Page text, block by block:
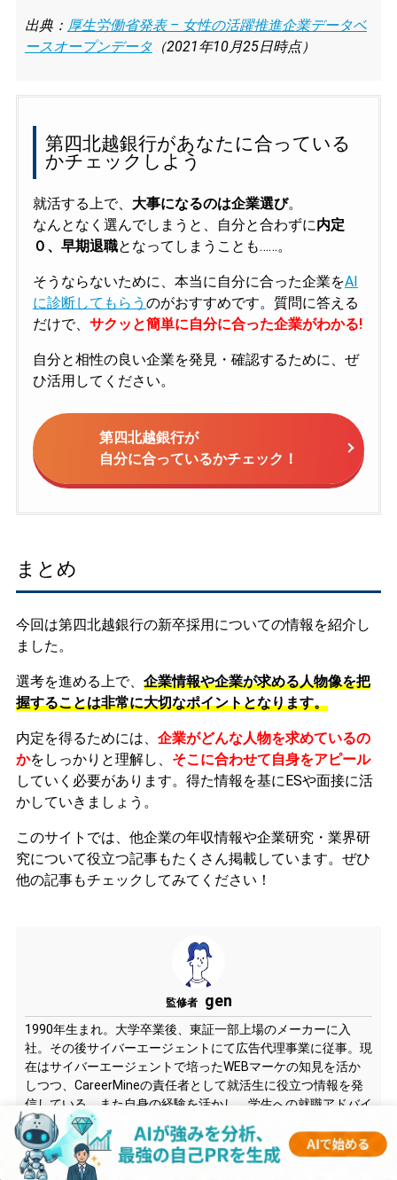
出典： 厚生労働省発表 – 女性の活躍推進企業データベ
ースオープンデータ（2021年10月25日時点）
第四北越銀行があなたに合っている
かチェックしよう
就活する上で、 大事になるのは企業選び。
なんとなく選んでしまうと、自分と合わずに内定
０、早期退職となってしまうことも……。
そうならないために、本当に自分に合った企業をAI
に診断してもらう のがおすすめです。質問に答える
だけで、 サクッと簡単に自分に合った企業がわかる!
自分と相性の良い企業を発見・確認するために、ぜ
ひ活用してください。
第四北越銀行が
自分に合っているかチェック！
まとめ
今回は第四北越銀行の新卒採用についての情報を紹介し
ました。
選考を進める上で、 企業情報や企業が求める人物像を把
握することは非常に大切なポイントとなります。
内定を得るためには、 企業がどんな人物を求めているの
かをしっかりと理解し、 そこに合わせて自身をアピール
していく必要があります。 得た情報を基にESや面接に活
かしていきましょう。
このサイトでは、他企業の年収情報や企業研究・業界研
究について役立つ記事もたくさん掲載しています。ぜひ
他の記事もチェックしてみてください！
監修者 gen
1990年生まれ。大学卒業後、東証一部上場のメーカーに入
社。その後サイバーエージェントにて広告代理事業に従事。現
在はサイバーエージェントで培ったWEBマーケの知見を活か
しつつ、CareerMineの責任者として就活生に役立つ情報を発
信している。また自身の経験を活かし、学生への就職アドバイ
スを行っている。延べ1,000人以上の学生と面談を行い、さま
ざまな企業への内定に導いている。